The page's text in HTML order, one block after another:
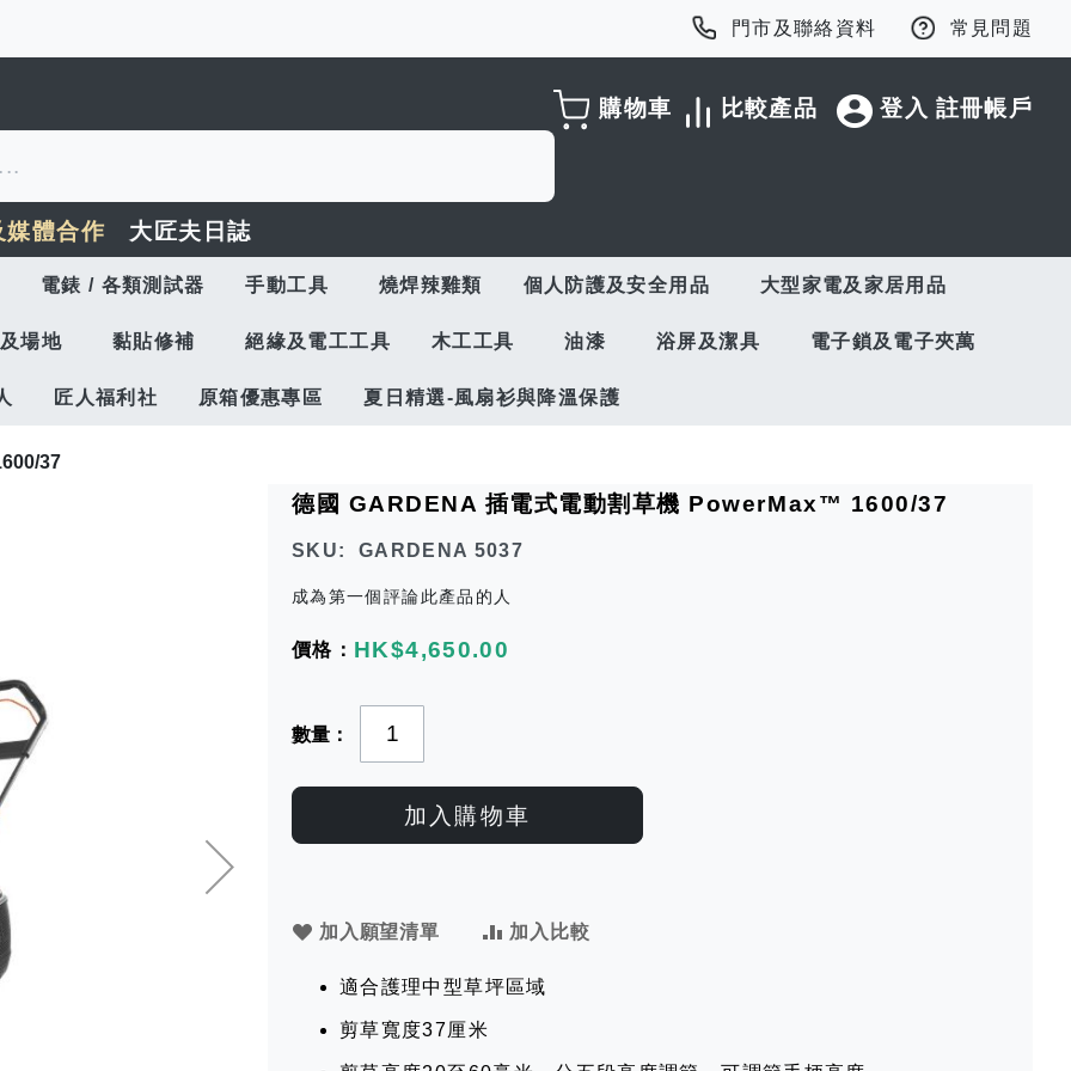
門市及聯絡資料 常見問題
登入 註冊帳戶
比較產品
購物車
體合作 大匠夫日誌
電錶 / 各類測試器 手動工具 燒焊辣雞類 個人防護及安全用品 大型家電及家居用品
場地 黏貼修補 絕緣及電工工具 木工工具 油漆 浴屏及潔具 電子鎖及電子夾萬
匠人福利社 原箱優惠專區 夏日精選-風扇衫與降溫保護
37
德國 GARDENA 插電式電動割草機 PowerMax™ 1600/37
SKU GARDENA 5037
成為第一個評論此產品的人
HK$4,650.00
數量
加入購物車
加入願望清單 加入比較
適合護理中型草坪區域
剪草寬度37厘米